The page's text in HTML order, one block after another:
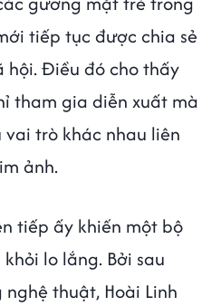
tiếp tục được chia sẻ
hội. Điều đó cho thấy
tham gia diễn xuất mà
trò khác nhau liên
ảnh.
tiếp ấy khiến một bộ
lo lắng. Bởi sau
thuật, Hoài Linh